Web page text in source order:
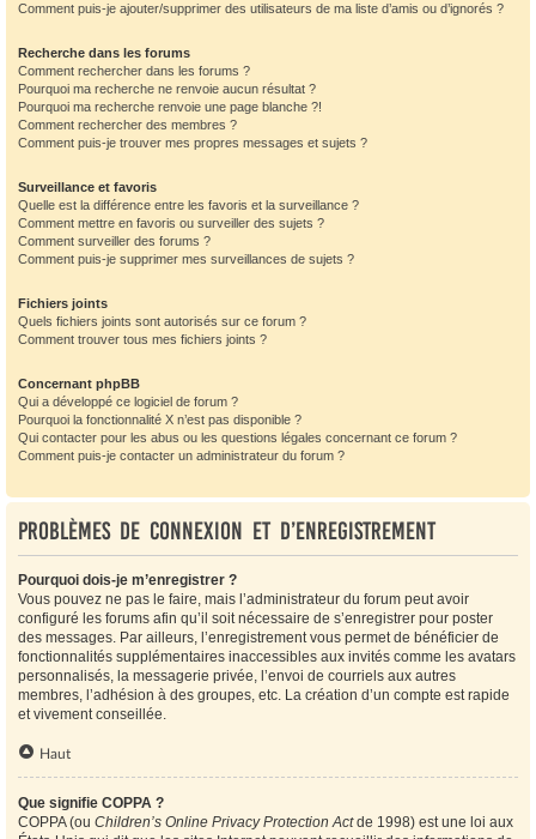
Comment puis-je ajouter/supprimer des utilisateurs de ma liste d’amis ou d’ignorés ?
Recherche dans les forums
Comment rechercher dans les forums ?
Pourquoi ma recherche ne renvoie aucun résultat ?
Pourquoi ma recherche renvoie une page blanche ?!
Comment rechercher des membres ?
Comment puis-je trouver mes propres messages et sujets ?
Surveillance et favoris
Quelle est la différence entre les favoris et la surveillance ?
Comment mettre en favoris ou surveiller des sujets ?
Comment surveiller des forums ?
Comment puis-je supprimer mes surveillances de sujets ?
Fichiers joints
Quels fichiers joints sont autorisés sur ce forum ?
Comment trouver tous mes fichiers joints ?
Concernant phpBB
Qui a développé ce logiciel de forum ?
Pourquoi la fonctionnalité X n’est pas disponible ?
Qui contacter pour les abus ou les questions légales concernant ce forum ?
Comment puis-je contacter un administrateur du forum ?
Problèmes de connexion et d’enregistrement
Pourquoi dois-je m’enregistrer ?
Vous pouvez ne pas le faire, mais l’administrateur du forum peut avoir
configuré les forums afin qu’il soit nécessaire de s’enregistrer pour poster
des messages. Par ailleurs, l’enregistrement vous permet de bénéficier de
fonctionnalités supplémentaires inaccessibles aux invités comme les avatars
personnalisés, la messagerie privée, l’envoi de courriels aux autres
membres, l’adhésion à des groupes, etc. La création d’un compte est rapide
et vivement conseillée.
Haut
Que signifie COPPA ?
COPPA (ou Children’s Online Privacy Protection Actde 1998) est une loi aux